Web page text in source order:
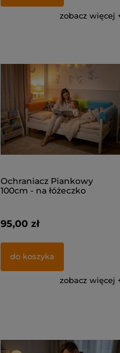
zobacz więcej
Ochraniacz Piankowy
100cm - na łóżeczko
95,00 zł
do koszyka
zobacz więcej